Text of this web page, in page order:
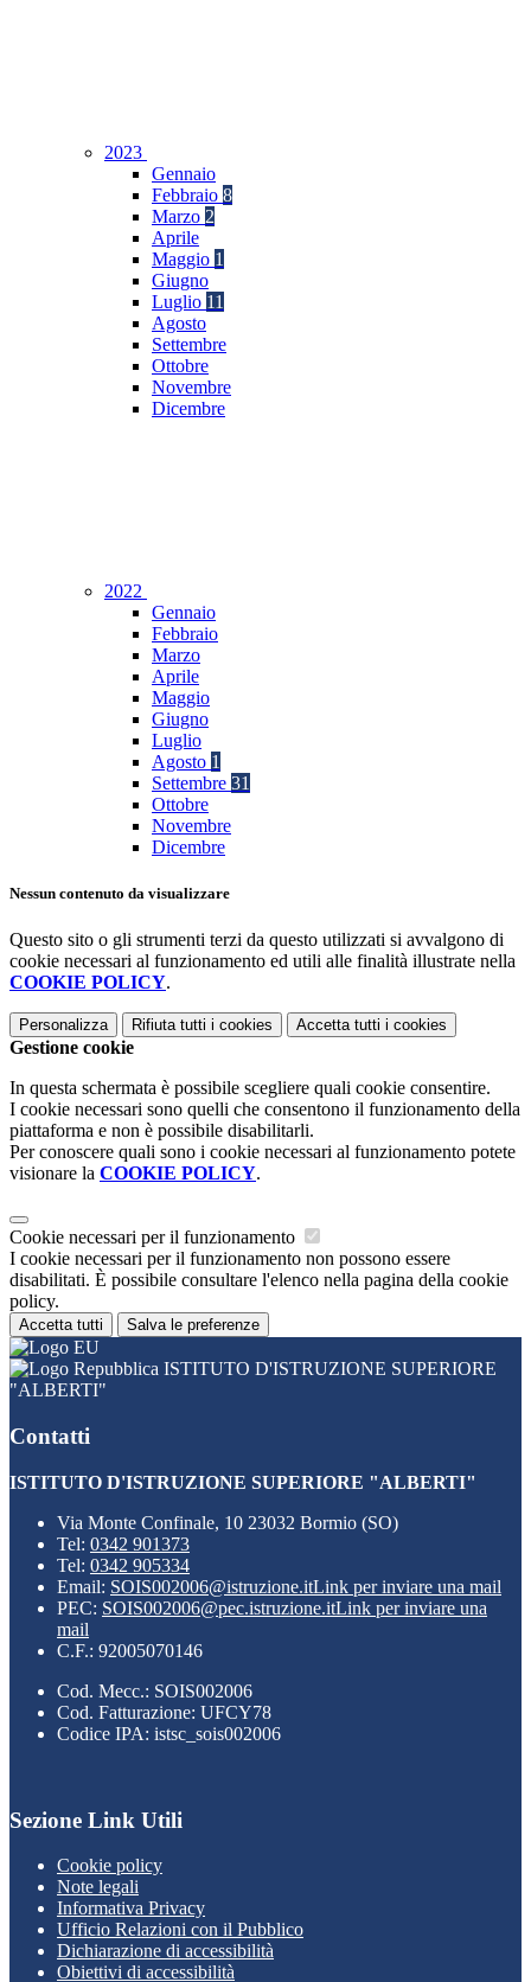
2023
Gennaio
Febbraio 8
Marzo 2
Aprile
Maggio 1
Giugno
Luglio 11
Agosto
Settembre
Ottobre
Novembre
Dicembre
2022
Gennaio
Febbraio
Marzo
Aprile
Maggio
Giugno
Luglio
Agosto 1
Settembre 31
Ottobre
Novembre
Dicembre
Nessun contenuto da visualizzare
Questo sito o gli strumenti terzi da questo utilizzati si avvalgono di
cookie necessari al funzionamento ed utili alle finalità illustrate nella
COOKIE POLICY.
Personalizza Rifiuta tutti i cookies Accetta tutti i cookies
Gestione cookie
In questa schermata è possibile scegliere quali cookie consentire.
I cookie necessari sono quelli che consentono il funzionamento della
piattaforma e non è possibile disabilitarli.
Per conoscere quali sono i cookie necessari al funzionamento potete
visionare la COOKIE POLICY.
Cookie necessari per il funzionamento
I cookie necessari per il funzionamento non possono essere
disabilitati. È possibile consultare l'elenco nella pagina della cookie
policy.
Accetta tutti Salva le preferenze
ISTITUTO D'ISTRUZIONE SUPERIORE
"ALBERTI"
Contatti
ISTITUTO D'ISTRUZIONE SUPERIORE "ALBERTI"
Via Monte Confinale, 10 23032 Bormio (SO)
Tel: 0342 901373
Tel: 0342 905334
Email: SOIS002006@istruzione.itLink per inviare una mail
PEC: SOIS002006@pec.istruzione.itLink per inviare una
mail
C.F.: 92005070146
Cod. Mecc.: SOIS002006
Cod. Fatturazione: UFCY78
Codice IPA: istsc_sois002006
Sezione Link Utili
Cookie policy
Note legali
Informativa Privacy
Ufficio Relazioni con il Pubblico
Dichiarazione di accessibilità
Obiettivi di accessibilità